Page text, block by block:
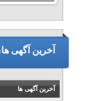
آخرین آگهی
آخرین آگهی ها